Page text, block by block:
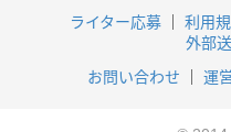
ライター応募 利用
外部
お問い合わせ
運